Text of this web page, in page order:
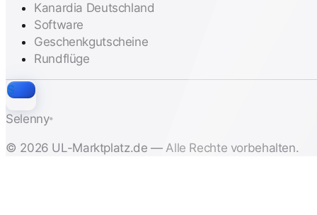
Kanardia Deutschland
Software
Geschenkgutscheine
Rundflüge
S
Selenny®
© 2026 UL-Marktplatz.de — Alle Rechte vorbehalten.